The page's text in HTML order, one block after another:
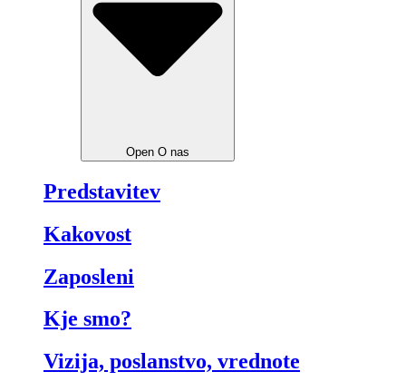
Open O nas
Predstavitev
Kakovost
Zaposleni
Kje smo?
Vizija, poslanstvo, vrednote